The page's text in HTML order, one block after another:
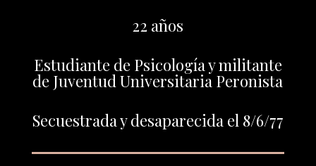
22 años
Estudiante de Psicología y militante
de Juventud Universitaria Peronista
Secuestrada y desaparecida el 8/6/77